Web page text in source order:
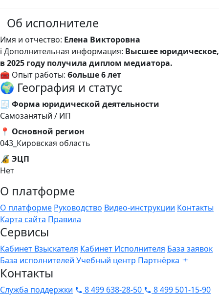
Об исполнителе
Имя и отчество: Елена Викторовна
ℹ️ Дополнительная информация: Высшее юридическое,
в 2025 году получила диплом медиатора.
🧰 Опыт работы: больше 6 лет
🌍 География и статус
🧾 Форма юридической деятельности
Самозанятый / ИП
📍 Основной регион
043_Кировская область
🔏 ЭЦП
Нет
О платформе
О платформе Руководство Видео-инструкции Контакты
Карта сайта Правила
Сервисы
Кабинет Взыскателя Кабинет Исполнителя База заявок
База исполнителей Учебный центр Партнёрка
Контакты
Служба поддержки 8 499 638-28-50
8 499 501-15-90